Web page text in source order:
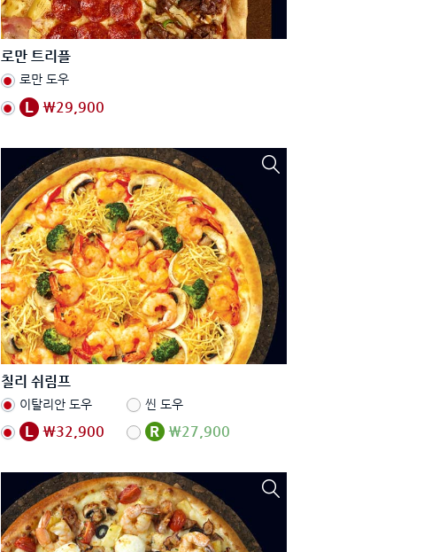
로만 트리플
로만 도우
₩29,900
칠리 쉬림프
이탈리안 도우 씬 도우
₩32,900 ₩27,900